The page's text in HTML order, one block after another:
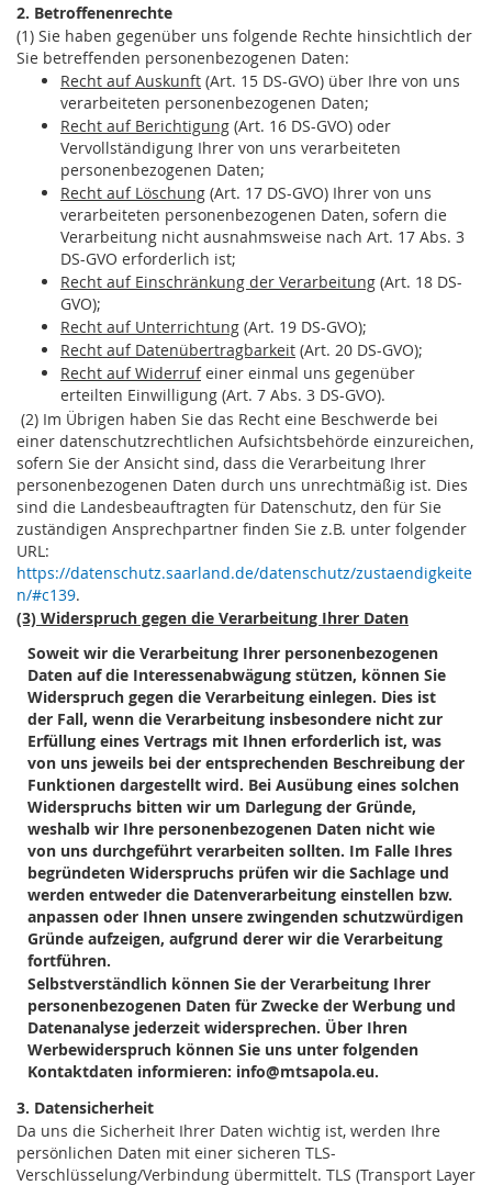
2. Betroffenenrechte
(1) Sie haben gegenüber uns folgende Rechte hinsichtlich der
Sie betreffenden personenbezogenen Daten:
Recht auf Auskunft (Art. 15 DS-GVO) über Ihre von uns
verarbeiteten personenbezogenen Daten;
Recht auf Berichtigung (Art. 16 DS-GVO) oder
Vervollständigung Ihrer von uns verarbeiteten
personenbezogenen Daten;
Recht auf Löschung (Art. 17 DS-GVO) Ihrer von uns
verarbeiteten personenbezogenen Daten, sofern die
Verarbeitung nicht ausnahmsweise nach Art. 17 Abs. 3
DS-GVO erforderlich ist;
Recht auf Einschränkung der Verarbeitung (Art. 18 DS-
GVO);
Recht auf Unterrichtung (Art. 19 DS-GVO);
Recht auf Datenübertragbarkeit (Art. 20 DS-GVO);
Recht auf Widerrufeiner einmal uns gegenüber
erteilten Einwilligung (Art. 7 Abs. 3 DS-GVO).
(2) Im Übrigen haben Sie das Recht eine Beschwerde bei
einer datenschutzrechtlichen Aufsichtsbehörde einzureichen,
sofern Sie der Ansicht sind, dass die Verarbeitung Ihrer
personenbezogenen Daten durch uns unrechtmäßig ist. Dies
sind die Landesbeauftragten für Datenschutz, den für Sie
zuständigen Ansprechpartner finden Sie z.B. unter folgender
URL:
https://datenschutz.saarland.de/datenschutz/zustaendigkeite
n/#c139.
(3) Widerspruch gegen die Verarbeitung Ihrer Daten
Soweit wir die Verarbeitung Ihrer personenbezogenen
Daten auf die Interessenabwägung stützen, können Sie
Widerspruch gegen die Verarbeitung einlegen. Dies ist
der Fall, wenn die Verarbeitung insbesondere nicht zur
Erfüllung eines Vertrags mit Ihnen erforderlich ist, was
von uns jeweils bei der entsprechenden Beschreibung der
Funktionen dargestellt wird. Bei Ausübung eines solchen
Widerspruchs bitten wir um Darlegung der Gründe,
weshalb wir Ihre personenbezogenen Daten nicht wie
von uns durchgeführt verarbeiten sollten. Im Falle Ihres
begründeten Widerspruchs prüfen wir die Sachlage und
werden entweder die Datenverarbeitung einstellen bzw.
anpassen oder Ihnen unsere zwingenden schutzwürdigen
Gründe aufzeigen, aufgrund derer wir die Verarbeitung
fortführen.
Selbstverständlich können Sie der Verarbeitung Ihrer
personenbezogenen Daten für Zwecke der Werbung und
Datenanalyse jederzeit widersprechen. Über Ihren
Werbewiderspruch können Sie uns unter folgenden
Kontaktdaten informieren: info@mtsapola.eu.
3. Datensicherheit
Da uns die Sicherheit Ihrer Daten wichtig ist, werden Ihre
persönlichen Daten mit einer sicheren TLS-
Verschlüsselung/Verbindung übermittelt. TLS (Transport Layer